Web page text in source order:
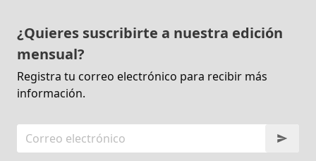
¿Quieres suscribirte a nuestra edición
mensual?
Registra tu correo electrónico para recibir más
información.